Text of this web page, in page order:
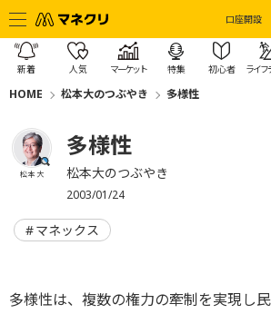
口座開設
新着 人気 マーケット 特集 初心者 ライフ
HOME 松本大のつぶやき 多様性
松本 大
多様性
松本大のつぶやき
2003/01/24
マネックス
多様性は、複数の権力の牽制を実現し